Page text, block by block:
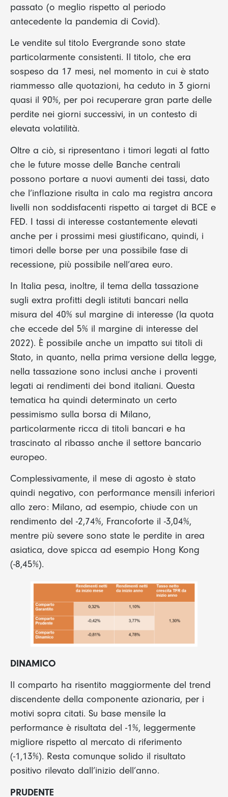
passato (o meglio rispetto al periodo
antecedente la pandemia di Covid).
Le vendite sul titolo Evergrande sono state
particolarmente consistenti. Il titolo, che era
sospeso da 17 mesi, nel momento in cui è stato
riammesso alle quotazioni, ha ceduto in 3 giorni
quasi il 90%, per poi recuperare gran parte delle
perdite nei giorni successivi, in un contesto di
elevata volatilità.
Oltre a ciò, si ripresentano i timori legati al fatto
che le future mosse delle Banche centrali
possono portare a nuovi aumenti dei tassi, dato
che l’inflazione risulta in calo ma registra ancora
livelli non soddisfacenti rispetto ai target di BCE e
FED. I tassi di interesse costantemente elevati
anche per i prossimi mesi giustificano, quindi, i
timori delle borse per una possibile fase di
recessione, più possibile nell’area euro.
In Italia pesa, inoltre, il tema della tassazione
sugli extra profitti degli istituti bancari nella
misura del 40% sul margine di interesse (la quota
che eccede del 5% il margine di interesse del
2022). È possibile anche un impatto sui titoli di
Stato, in quanto, nella prima versione della legge,
nella tassazione sono inclusi anche i proventi
legati ai rendimenti dei bond italiani. Questa
tematica ha quindi determinato un certo
pessimismo sulla borsa di Milano,
particolarmente ricca di titoli bancari e ha
trascinato al ribasso anche il settore bancario
europeo.
Complessivamente, il mese di agosto è stato
quindi negativo, con performance mensili inferiori
allo zero: Milano, ad esempio, chiude con un
rendimento del -2,74%, Francoforte il -3,04%,
mentre più severe sono state le perdite in area
asiatica, dove spicca ad esempio Hong Kong
(-8,45%).
DINAMICO
Il comparto ha risentito maggiormente del trend
discendente della componente azionaria, per i
motivi sopra citati. Su base mensile la
performance è risultata del -1%, leggermente
migliore rispetto al mercato di riferimento
(-1,13%). Resta comunque solido il risultato
positivo rilevato dall’inizio dell’anno.
PRUDENTE